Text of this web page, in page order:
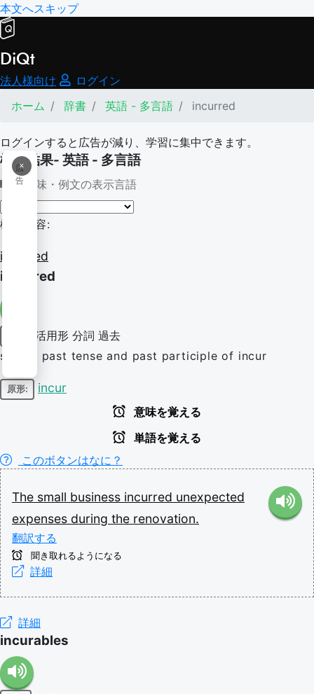
本文へスキップ
DiQt
法人様向け
ログイン
ホーム
辞書 英語 - 多言語 incurred
ログインすると広告が減り、学習に集中できます。
×
広
告
検索結果- 英語 - 多言語
意味・例文の表示言語
検索内容:
incurred
incurred
活用形 分詞 過去
simple past tense and past participle of incur
原形: incur
意味を覚える
単語を覚える
このボタンはなに？
The small business incurred unexpected
expenses during the renovation.
翻訳する
聞き取れるようになる
詳細
詳細
incurables